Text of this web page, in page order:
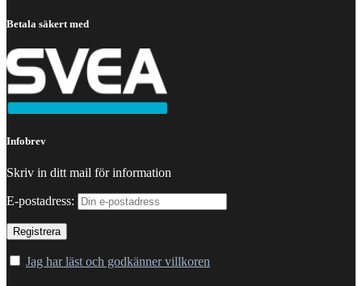
Betala säkert med
Infobrev
Skriv in ditt mail för information
E-postadress:
Jag har läst och godkänner villkoren